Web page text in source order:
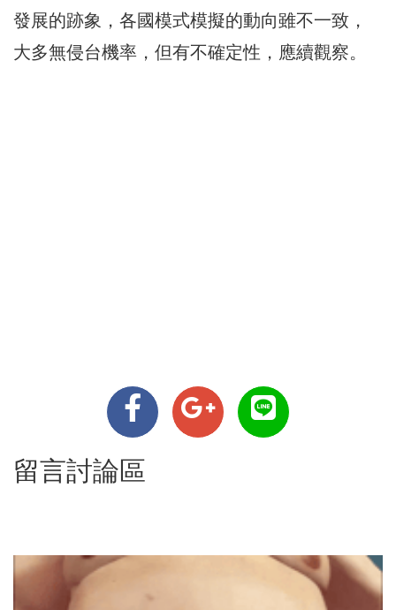
發展的跡象，各國模式模擬的動向雖不一致，
大多無侵台機率，但有不確定性，應續觀察。
留言討論區